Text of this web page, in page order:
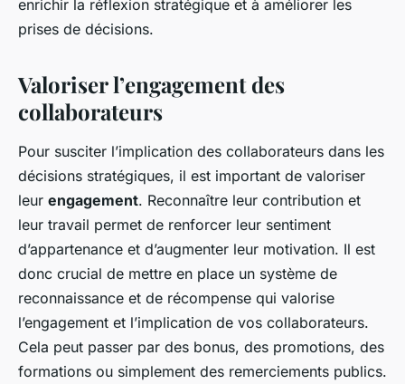
enrichir la réflexion stratégique et à améliorer les
prises de décisions.
Valoriser l’engagement des
collaborateurs
Pour susciter l’implication des collaborateurs dans les
décisions stratégiques, il est important de valoriser
leur engagement. Reconnaître leur contribution et
leur travail permet de renforcer leur sentiment
d’appartenance et d’augmenter leur motivation. Il est
donc crucial de mettre en place un système de
reconnaissance et de récompense qui valorise
l’engagement et l’implication de vos collaborateurs.
Cela peut passer par des bonus, des promotions, des
formations ou simplement des remerciements publics.